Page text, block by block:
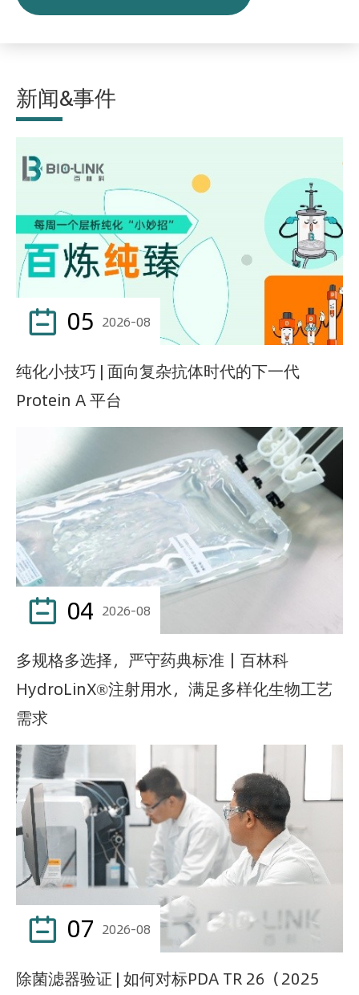
新闻&事件
 05 2026-08
纯化小技巧 | 面向复杂抗体时代的下一代
Protein A 平台
 04 2026-08
多规格多选择，严守药典标准｜百林科
HydroLinX®注射用水，满足多样化生物工艺
需求
 07 2026-08
除菌滤器验证 | 如何对标PDA TR 26（2025